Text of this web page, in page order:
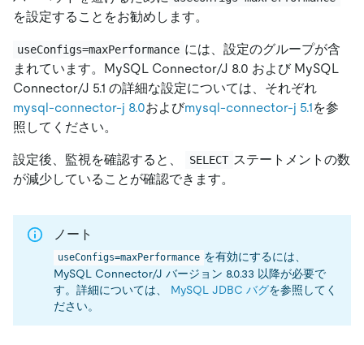
を設定することをお勧めします。
useConfigs=maxPerformance には、設定のグループが含
まれています。MySQL Connector/J 8.0 および MySQL
Connector/J 5.1 の詳細な設定については、それぞれ
mysql-connector-j 8.0およびmysql-connector-j 5.1を参
照してください。
設定後、監視を確認すると、 SELECT ステートメントの数
が減少していることが確認できます。
ノート
useConfigs=maxPerformance を有効にするには、
MySQL Connector/J バージョン 8.0.33 以降が必要で
す。詳細については、 MySQL JDBC バグを参照してく
ださい。